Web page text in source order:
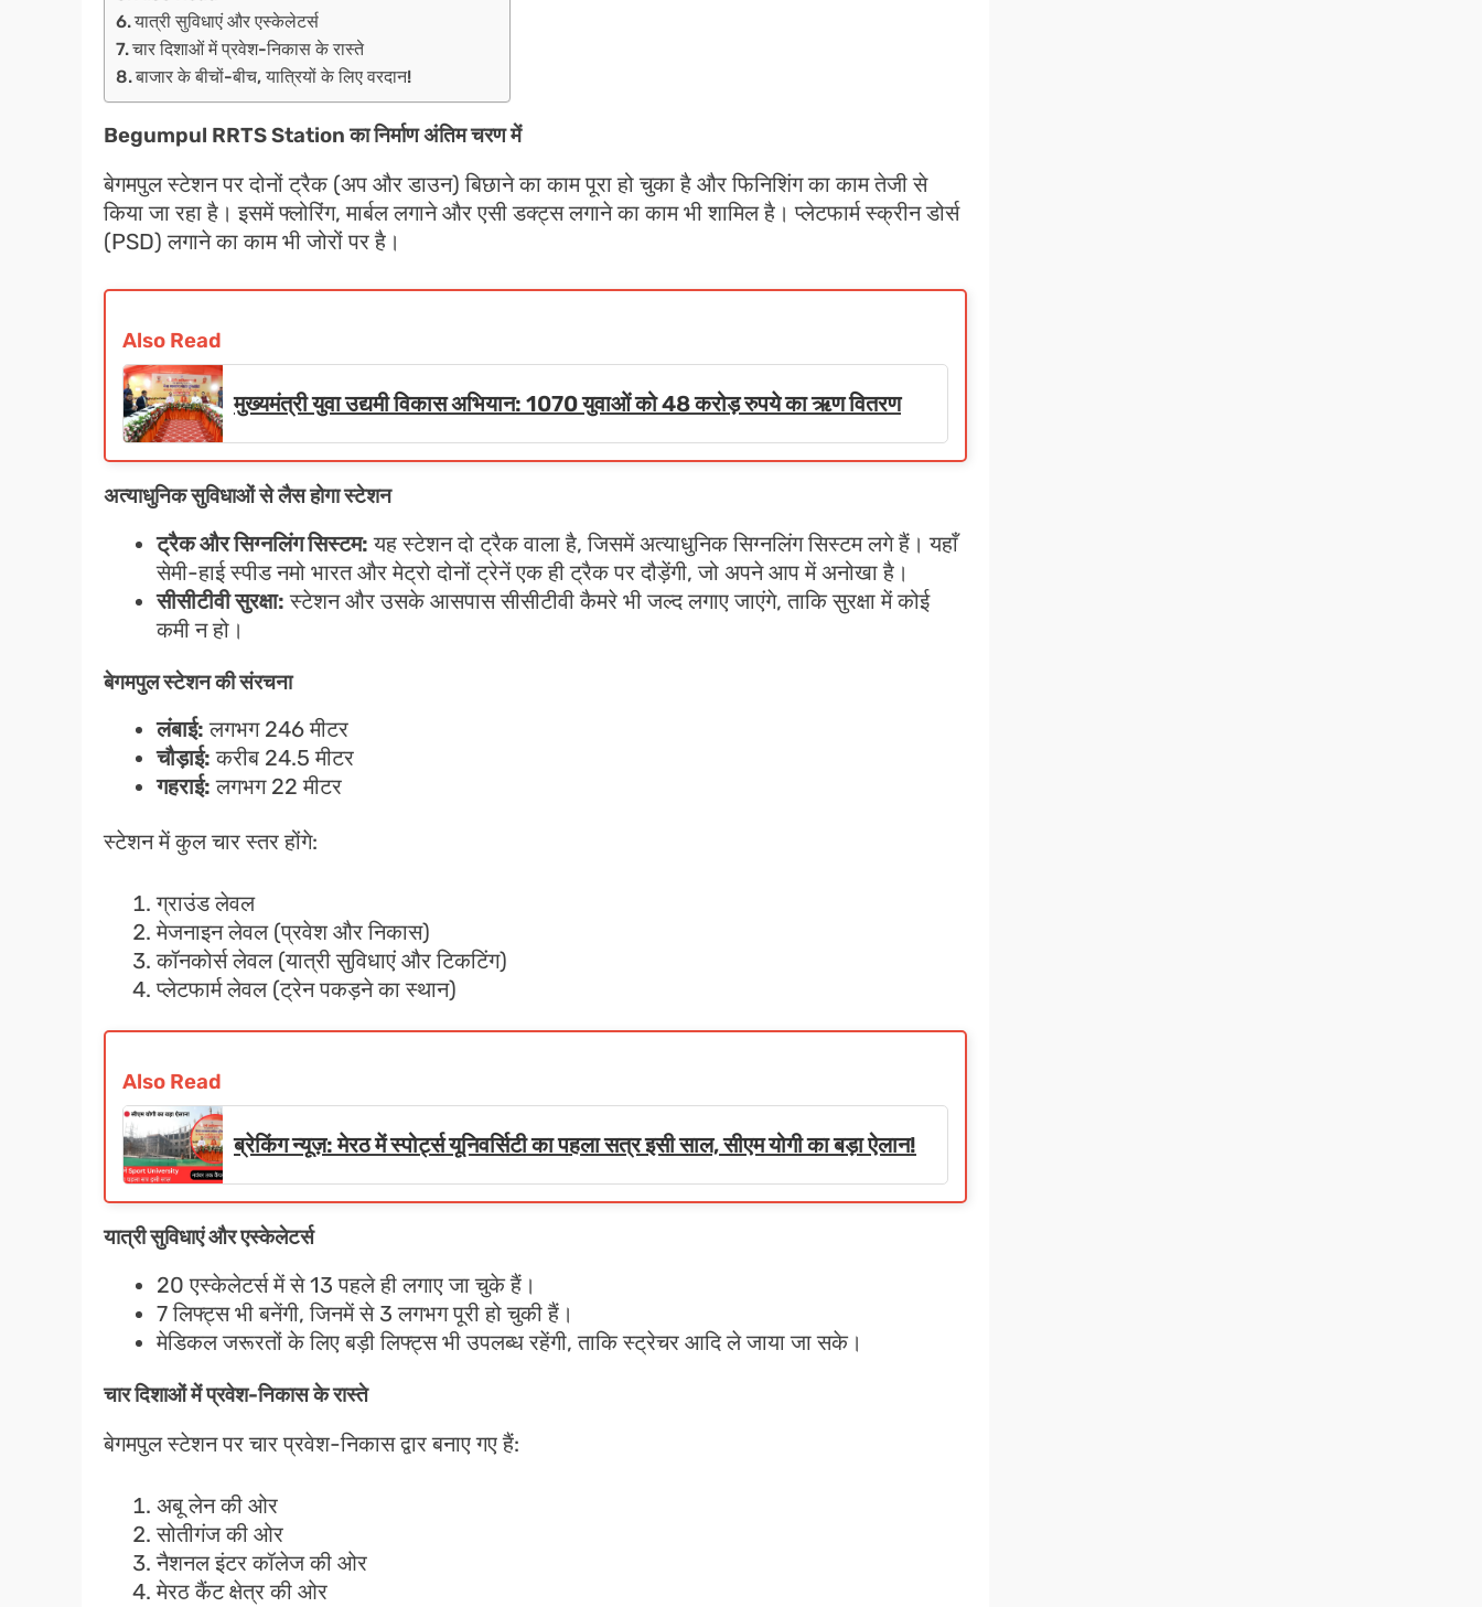
यात्री सुविधाएं और एस्केलेटर्स
चार दिशाओं में प्रवेश-निकास के रास्ते
बाजार के बीचों-बीच, यात्रियों के लिए वरदान!
Begumpul RRTS Station का निर्माण अंतिम चरण में
बेगमपुल स्टेशन पर दोनों ट्रैक (अप और डाउन) बिछाने का काम पूरा हो चुका है और फिनिशिंग का काम तेजी से
किया जा रहा है। इसमें फ्लोरिंग, मार्बल लगाने और एसी डक्ट्स लगाने का काम भी शामिल है। प्लेटफार्म स्क्रीन डोर्स
(PSD) लगाने का काम भी जोरों पर है।
Also Read
मुख्यमंत्री युवा उद्यमी विकास अभियान: 1070 युवाओं को 48 करोड़ रुपये का ऋण वितरण
अत्याधुनिक सुविधाओं से लैस होगा स्टेशन
ट्रैक और सिग्नलिंग सिस्टम: यह स्टेशन दो ट्रैक वाला है, जिसमें अत्याधुनिक सिग्नलिंग सिस्टम लगे हैं। यहाँ
सेमी-हाई स्पीड नमो भारत और मेट्रो दोनों ट्रेनें एक ही ट्रैक पर दौड़ेंगी, जो अपने आप में अनोखा है।
सीसीटीवी सुरक्षा: स्टेशन और उसके आसपास सीसीटीवी कैमरे भी जल्द लगाए जाएंगे, ताकि सुरक्षा में कोई
कमी न हो।
बेगमपुल स्टेशन की संरचना
लंबाई: लगभग 246 मीटर
चौड़ाई: करीब 24.5 मीटर
गहराई: लगभग 22 मीटर
स्टेशन में कुल चार स्तर होंगे:
ग्राउंड लेवल
मेजनाइन लेवल (प्रवेश और निकास)
कॉनकोर्स लेवल (यात्री सुविधाएं और टिकटिंग)
प्लेटफार्म लेवल (ट्रेन पकड़ने का स्थान)
Also Read
ब्रेकिंग न्यूज़: मेरठ में स्पोर्ट्स यूनिवर्सिटी का पहला सत्र इसी साल, सीएम योगी का बड़ा ऐलान!
यात्री सुविधाएं और एस्केलेटर्स
20 एस्केलेटर्स में से 13 पहले ही लगाए जा चुके हैं।
7 लिफ्ट्स भी बनेंगी, जिनमें से 3 लगभग पूरी हो चुकी हैं।
मेडिकल जरूरतों के लिए बड़ी लिफ्ट्स भी उपलब्ध रहेंगी, ताकि स्ट्रेचर आदि ले जाया जा सके।
चार दिशाओं में प्रवेश-निकास के रास्ते
बेगमपुल स्टेशन पर चार प्रवेश-निकास द्वार बनाए गए हैं:
अबू लेन की ओर
सोतीगंज की ओर
नैशनल इंटर कॉलेज की ओर
मेरठ कैंट क्षेत्र की ओर